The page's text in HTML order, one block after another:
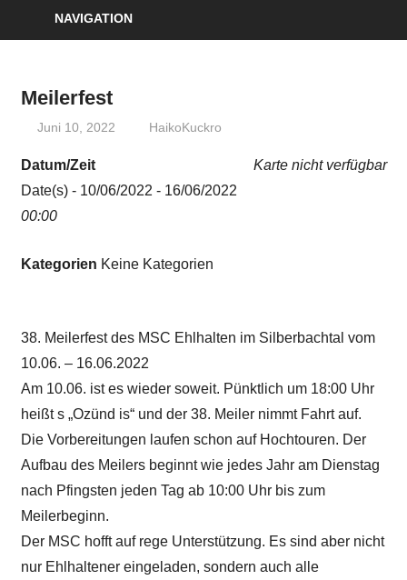
NAVIGATION
Meilerfest
Juni 10, 2022 HaikoKuckro
Karte nicht verfügbar
Datum/Zeit
Date(s) - 10/06/2022 - 16/06/2022
00:00
Kategorien Keine Kategorien
38. Meilerfest des MSC Ehlhalten im Silberbachtal vom
10.06. – 16.06.2022
Am 10.06. ist es wieder soweit. Pünktlich um 18:00 Uhr
heißt s „Ozünd is“ und der 38. Meiler nimmt Fahrt auf.
Die Vorbereitungen laufen schon auf Hochtouren. Der
Aufbau des Meilers beginnt wie jedes Jahr am Dienstag
nach Pfingsten jeden Tag ab 10:00 Uhr bis zum
Meilerbeginn.
Der MSC hofft auf rege Unterstützung. Es sind aber nicht
nur Ehlhaltener eingeladen, sondern auch alle